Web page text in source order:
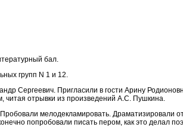
бал.
групп N 1 и 12.
Сергеевич. Пригласили в гости Арину
читая отрывки из произведений А.С. Пушкина.
мелодекламировать. Драматизировали
попробовали писать пером, как это делал